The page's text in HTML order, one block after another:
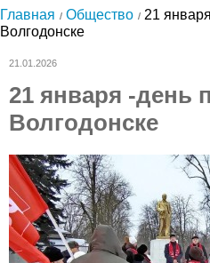
Главная Общество
21
Волгодонске
21.01.2026
21 января -день
Волгодонске